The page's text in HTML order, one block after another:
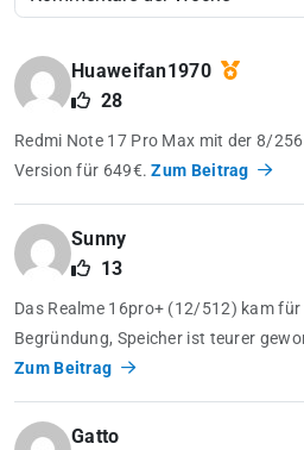
Huaweifan1970
28
Redmi Note 17 Pro Max mit der 8/
Version für 649€.Zum Beitrag
Sunny
13
Das Realme 16pro+ (12/512) kam
Begründung, Speicher ist teurer
Zum Beitrag
Gatto